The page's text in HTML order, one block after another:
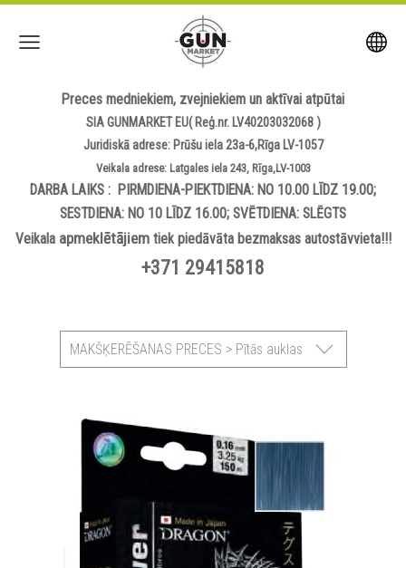
Preces medniekiem, zvejniekiem un aktīvai atpūtai
SIA GUNMARKET EU( Reģ.nr. LV40203032068 )
Juridiskā adrese: Prūšu iela 23a-6,Rīga LV-1057
Veikala adrese: Latgales iela 243, Rīga,LV-1003
DARBA LAIKS : PIRMDIENA-PIEKTDIENA: NO 10.00 LĪDZ 19.00;
SESTDIENA: NO 10 LĪDZ 16.00; SVĒTDIENA: SLĒGTS
Veikala apmeklētājiemtiek piedāvāta bezmaksas autostāvvieta!!!
+371 29415818
MAKŠĶERĒŠANAS PRECES > Pītās auklas